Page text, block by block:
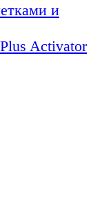
и
Activator